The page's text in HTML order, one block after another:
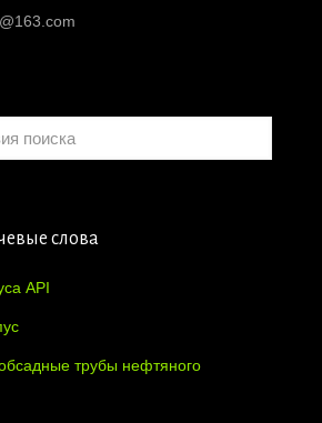
слова
API
трубы нефтяного